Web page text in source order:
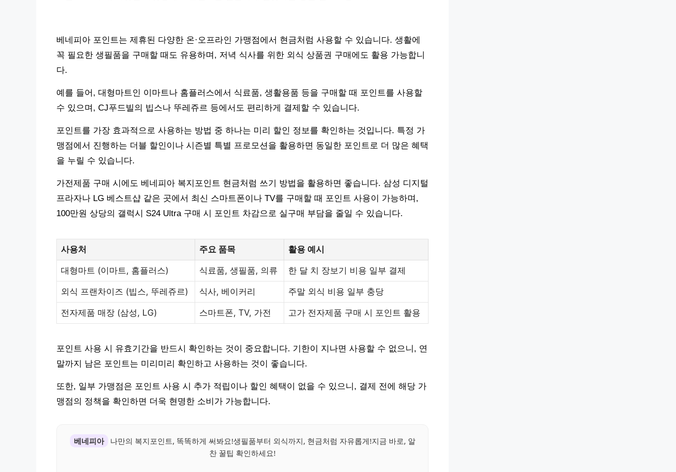
베네피아 포인트는 제휴된 다양한 온·오프라인 가맹점에서 현금처럼 사용할 수 있습니다. 생활에
꼭 필요한 생필품을 구매할 때도 유용하며, 저녁 식사를 위한 외식 상품권 구매에도 활용 가능합니
다.
예를 들어, 대형마트인 이마트나 홈플러스에서 식료품, 생활용품 등을 구매할 때 포인트를 사용할
수 있으며, CJ푸드빌의 빕스나 뚜레쥬르 등에서도 편리하게 결제할 수 있습니다.
포인트를 가장 효과적으로 사용하는 방법 중 하나는 미리 할인 정보를 확인하는 것입니다. 특정 가
맹점에서 진행하는 더블 할인이나 시즌별 특별 프로모션을 활용하면 동일한 포인트로 더 많은 혜택
을 누릴 수 있습니다.
가전제품 구매 시에도 베네피아 복지포인트 현금처럼 쓰기 방법을 활용하면 좋습니다. 삼성 디지털
프라자나 LG 베스트샵 같은 곳에서 최신 스마트폰이나 TV를 구매할 때 포인트 사용이 가능하며,
100만원 상당의 갤럭시 S24 Ultra 구매 시 포인트 차감으로 실구매 부담을 줄일 수 있습니다.
사용처 주요 품목 활용 예시
대형마트 (이마트, 홈플러스) 식료품, 생필품, 의류 한 달 치 장보기 비용 일부 결제
외식 프랜차이즈 (빕스, 뚜레쥬르) 식사, 베이커리 주말 외식 비용 일부 충당
전자제품 매장 (삼성, LG) 스마트폰, TV, 가전 고가 전자제품 구매 시 포인트 활용
포인트 사용 시 유효기간을 반드시 확인하는 것이 중요합니다. 기한이 지나면 사용할 수 없으니, 연
말까지 남은 포인트는 미리미리 확인하고 사용하는 것이 좋습니다.
또한, 일부 가맹점은 포인트 사용 시 추가 적립이나 할인 혜택이 없을 수 있으니, 결제 전에 해당 가
맹점의 정책을 확인하면 더욱 현명한 소비가 가능합니다.
베네피아
나만의 복지포인트, 똑똑하게 써봐요!생필품부터 외식까지, 현금처럼 자유롭게!지금 바로, 알
찬 꿀팁 확인하세요!